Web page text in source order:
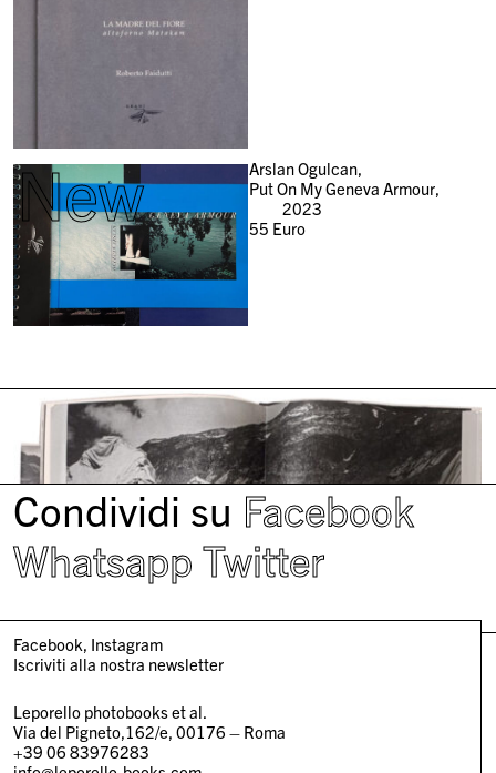
New
Arslan Ogulcan,
Put On My Geneva Armour,
2023
55 Euro
Condividi su Facebook
Whatsapp Twitter
Facebook Instagram
Iscriviti alla nostra newsletter
Leporello photobooks et al.
Via del Pigneto,162/e, 00176 – Roma
+39 06 83976283